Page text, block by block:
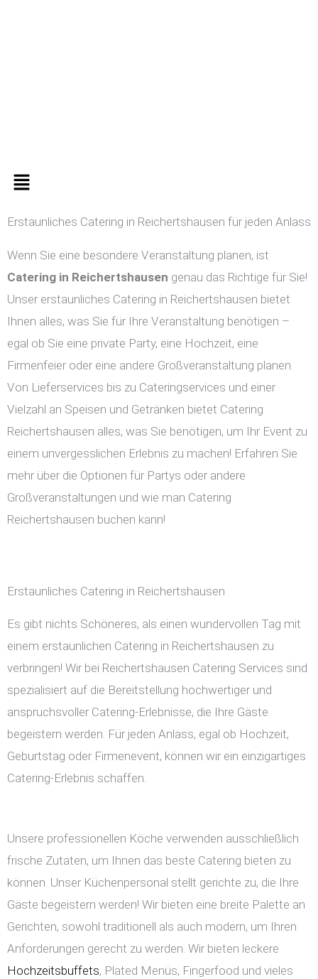
Menü
Erstaunliches Catering in Reichertshausen für jeden Anlass
Wenn Sie eine besondere Veranstaltung planen, ist
Catering in Reichertshausen genau das Richtige für Sie!
Unser erstaunliches Catering in Reichertshausen bietet
Ihnen alles, was Sie für Ihre Veranstaltung benötigen –
egal ob Sie eine private Party, eine Hochzeit, eine
Firmenfeier oder eine andere Großveranstaltung planen.
Von Lieferservices bis zu Cateringservices und einer
Vielzahl an Speisen und Getränken bietet Catering
Reichertshausen alles, was Sie benötigen, um Ihr Event zu
einem unvergesslichen Erlebnis zu machen! Erfahren Sie
mehr über die Optionen für Partys oder andere
Großveranstaltungen und wie man Catering
Reichertshausen buchen kann!
Erstaunliches Catering in Reichertshausen
Es gibt nichts Schöneres, als einen wundervollen Tag mit
einem erstaunlichen Catering in Reichertshausen zu
verbringen! Wir bei Reichertshausen Catering Services sind
spezialisiert auf die Bereitstellung hochwertiger und
anspruchsvoller Catering-Erlebnisse, die Ihre Gäste
begeistern werden. Für jeden Anlass, egal ob Hochzeit,
Geburtstag oder Firmenevent, können wir ein einzigartiges
Catering-Erlebnis schaffen.
Unsere professionellen Köche verwenden ausschließlich
frische Zutaten, um Ihnen das beste Catering bieten zu
können. Unser Küchenpersonal stellt gerichte zu, die Ihre
Gäste begeistern werden! Wir bieten eine breite Palette an
Gerichten, sowohl traditionell als auch modern, um Ihren
Anforderungen gerecht zu werden. Wir bieten leckere
Hochzeitsbuffets, Plated Menüs, Fingerfood und vieles